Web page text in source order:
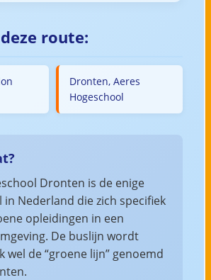
route:
Dronten, Aeres
Hogeschool
Dronten is de enige
in Nederland die zich specifiek
opleidingen in een
De buslijn wordt
wel de “groene lijn” genoemd